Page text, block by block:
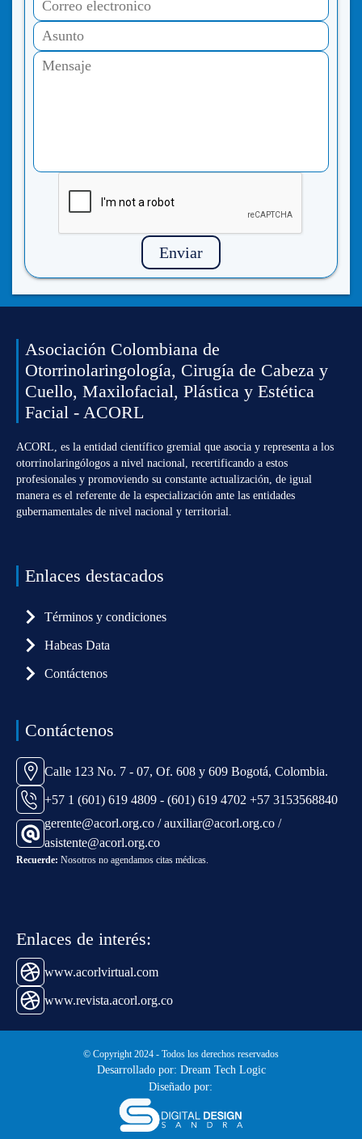
Enviar
Asociación Colombiana de
Otorrinolaringología, Cirugía de Cabeza y
Cuello, Maxilofacial, Plástica y Estética
Facial - ACORL
ACORL, es la entidad científico gremial que asocia y representa a los
otorrinolaringólogos a nivel nacional, recertificando a estos
profesionales y promoviendo su constante actualización, de igual
manera es el referente de la especialización ante las entidades
gubernamentales de nivel nacional y territorial.
Enlaces destacados
Términos y condiciones
Habeas Data
Contáctenos
Contáctenos
Calle 123 No. 7 - 07, Of. 608 y 609 Bogotá, Colombia.
+57 1 (601) 619 4809 - (601) 619 4702 +57 3153568840
gerente@acorl.org.co / auxiliar@acorl.org.co /
asistente@acorl.org.co
Recuerde: Nosotros no agendamos citas médicas.
Enlaces de interés:
www.acorlvirtual.com
www.revista.acorl.org.co
© Copyright 2024 - Todos los derechos reservados
Desarrollado por: Dream Tech Logic
Diseñado por: